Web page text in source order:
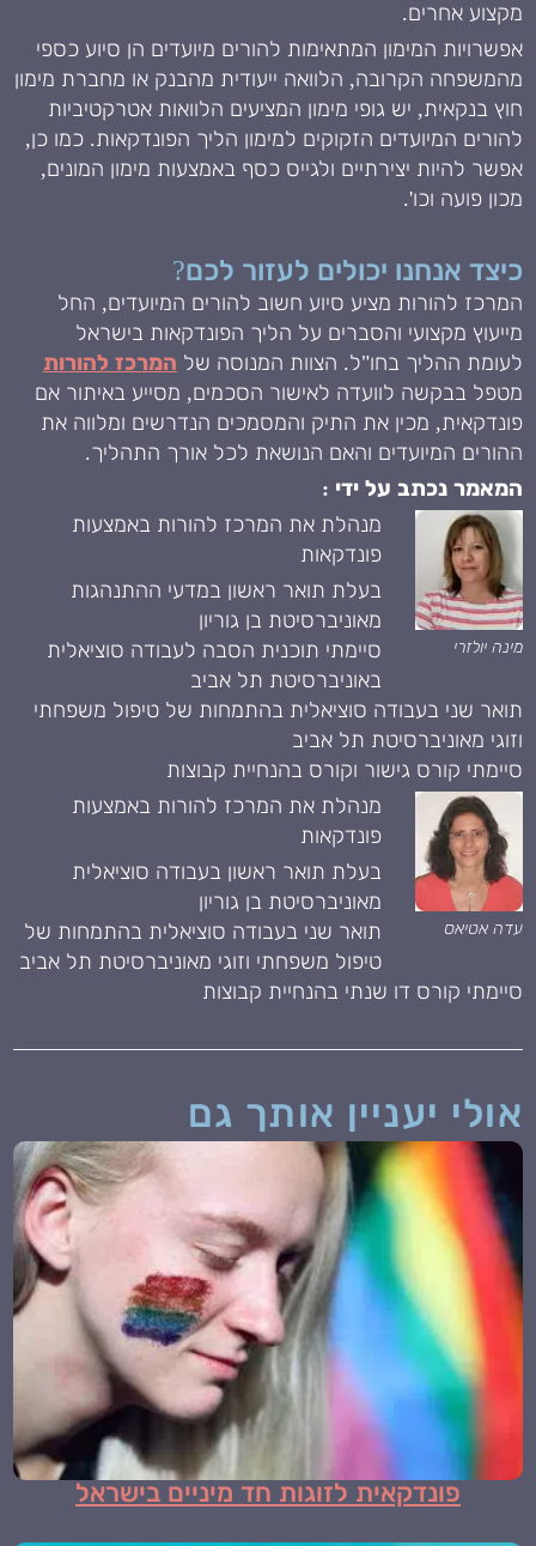
מקצוע אחרים.
אפשרויות המימון המתאימות להורים מיועדים הן סיוע כספי
מהמשפחה הקרובה, הלוואה ייעודית מהבנק או מחברת מימון
חוץ בנקאית, יש גופי מימון המציעים הלוואות אטרקטיביות
להורים המיועדים הזקוקים למימון הליך הפונדקאות. כמו כן,
אפשר להיות יצירתיים ולגייס כסף באמצעות מימון המונים,
מכון פועה וכו'.
כיצד אנחנו יכולים לעזור לכם?
המרכז להורות מציע סיוע חשוב להורים המיועדים, החל
מייעוץ מקצועי והסברים על הליך הפונדקאות בישראל
לעומת ההליך בחו"ל. הצוות המנוסה של המרכז להורות
מטפל בבקשה לוועדה לאישור הסכמים, מסייע באיתור אם
פונדקאית, מכין את התיק והמסמכים הנדרשים ומלווה את
ההורים המיועדים והאם הנושאת לכל אורך התהליך.
המאמר נכתב על ידי :
מינה יולזרי
מנהלת את המרכז להורות באמצעות
פונדקאות
בעלת תואר ראשון במדעי ההתנהגות
מאוניברסיטת בן גוריון
סיימתי תוכנית הסבה לעבודה סוציאלית
באוניברסיטת תל אביב
תואר שני בעבודה סוציאלית בהתמחות של טיפול משפחתי
וזוגי מאוניברסיטת תל אביב
סיימתי קורס גישור וקורס בהנחיית קבוצות
עדה אטיאס
מנהלת את המרכז להורות באמצעות
פונדקאות
בעלת תואר ראשון בעבודה סוציאלית
מאוניברסיטת בן גוריון
תואר שני בעבודה סוציאלית בהתמחות של
טיפול משפחתי וזוגי מאוניברסיטת תל אביב
סיימתי קורס דו שנתי בהנחיית קבוצות
פונדקאית לזוגות חד מיניים בישראל